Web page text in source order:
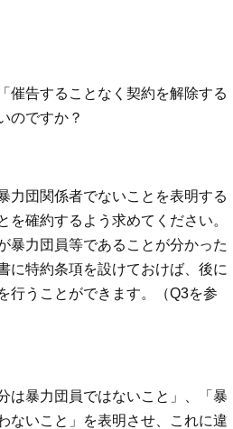
催告することなく契約を解除する
のですか？
力団関係者でないことを表明する
確約するよう求めてください。
暴力団員等であることが分かった
に特約条項を設けておけば、後に
行うことができます。（Q3を参
は暴力団員ではないこと」、「暴
ないこと」を表明させ、これに違